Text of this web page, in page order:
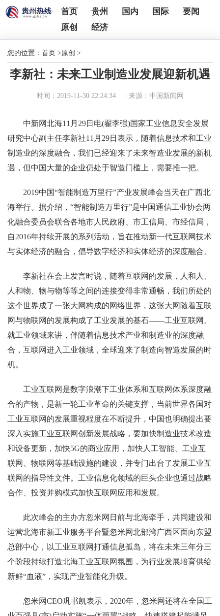
首页 贵州 国内 国际
要闻
原创
经济
您的位置： 首页 >原创 >
李新社：未来工业制造业发展迎新机遇
时间：2019-11-30 22:24:34 来源：中国新闻网
中新网北海11月29日电(翟李强)国家工业信息安全发展
研究中心副主任李新社11月29日表示，随着信息技术和工业
制造业的深度融合，我们已经迎来了未来智造业发展的新机
遇，但中国大量的企业仍处于智造门槛上，需要推一把。
2019中国“智能制造万里行”产业发展峰会当天在广西北
海举行。据介绍，“智能制造万里行”是中国通信工业协会两
化融合委员会联合各地市人民政府、市工信局、市经信局，
自2016年持续开展的系列活动，旨在推动新一代互联网技术
与实体经济的融合，倡导数字经济和实体经济的深度融合。
李新社在会上发言时说，随着互联网的发展，人和人、
人和物、物与物等等之间的连接变得非常通畅，我们所处的
这个世界成了一张大网构成的网络世界，这张大网随着互联
网与物联网的发展构成了工业发展的基石——工业互联网。
就工业领域来讲，伴随着信息技术产业和制造业的深度融
合，互联网进入工业领域，全球迎来了制造向智造发展的时
机。
工业互联网是数字浪潮下工业体系和互联网体系深度融
合的产物，是新一轮工业革命的关键支撑，当前世界各国对
工业互联网的发展重视程度在不断提升，中国也明确提出要
深入实施工业互联网创新发展战略，要加快制造业技术改造
和设备更新，加快5G的商业应用，加快人工智能、工业互
联网、物联网等基础设施的建设，并专门出台了发展工业互
联网的指导性文件。工业信息化领域的巨头企业也通过战略
合作、投资并购模式加快互联网应用和发展。
此次峰会的主办方忽米网日前与北海牵手，共同建设和
运营北海市新工业服务平台暨忽米网北部湾广西区面向东盟
总部中心，以工业互联网打通信息孤岛，将在未来三年分三
个阶段持续打造北海工业互联网氛围，为行业发展培育供给
新鲜“血液”，实现产业智能化升级。
忽米网CEO巩书凯表示，2020年，忽米网还将在全国工